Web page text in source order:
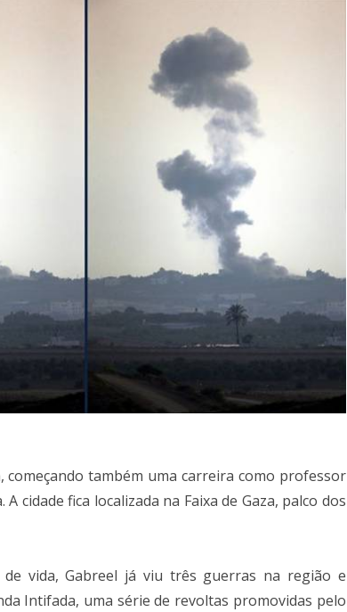
também uma carreira como professor
cidade fica localizada na Faixa de Gaza, palco dos
de vida, Gabreel já viu três guerras na região e
Intifada, uma série de revoltas promovidas pelo